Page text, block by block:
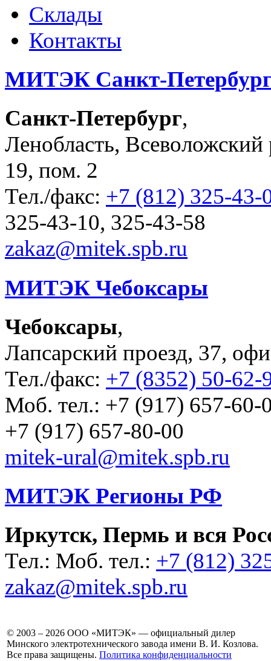
Склады
Контакты
МИТЭК Санкт-
Санкт-Петербург,
Ленобласть,
19, пом. 2
Тел./факс: +7 (812) 325-43-
325-43-10, 325-43-58
zakaz@mitek.spb.ru
МИТЭК Чебоксары
Чебоксары,
Лапсарский проезд, 37,
Тел./факс: +7 (8352) 50-62-
Моб. тел.: +7 (917) 657-60-
+7 (917) 657-80-00
mitek-ural@mitek.spb.ru
МИТЭК Регионы РФ
Иркутск, Пермь и вся
Тел.: Моб. тел.: +7 (812)
zakaz@mitek.spb.ru
© 2003 – 2026 ООО «МИТЭК» — официальный дилер
Минского электротехнического завода имени В. И. Козлова.
Все права защищены. Политика конфиденциальности